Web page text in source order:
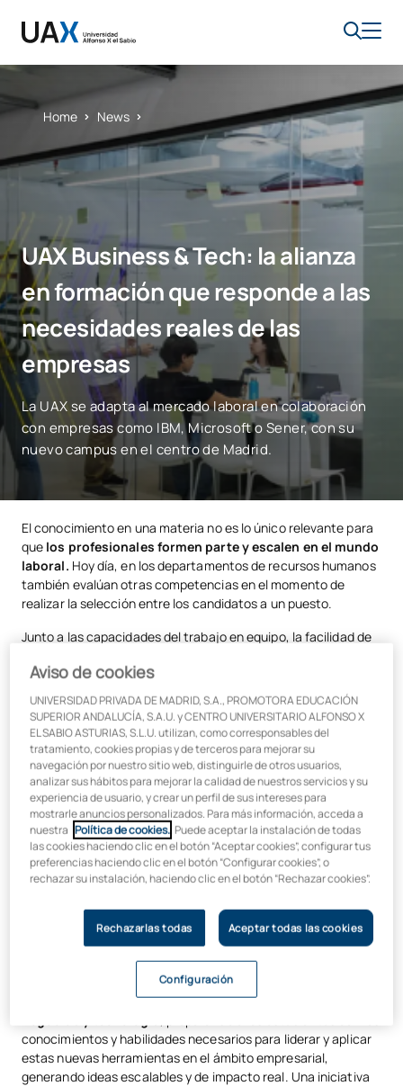
Home News
UAX Business & Tech: la alianza
en formación que responde a las
necesidades reales de las
empresas
La UAX se adapta al mercado laboral en colaboración
con empresas como IBM, Microsoft o Sener, con su
nuevo campus en el centro de Madrid.
El conocimiento en una materia no es lo único relevante para
que los profesionales formen parte y escalen en el mundo
laboral. Hoy día, en los departamentos de recursos humanos
también evalúan otras competencias en el momento de
realizar la selección entre los candidatos a un puesto.
Junto a las capacidades del trabajo en equipo, la facilidad de
tecnológico también se tiene en cuenta cuánto saben de
gestión empresarial. La razón es tan sencilla como obvia: lo
digital ya es algo transversal a todas las áreas de la
compañía.
La velocidad de adopción de las tecnologías está
revolucionando los modelos de negocioy la relación entre
empresas y clientes, así como la forma en que aprendemos”,
explica larectora de la Universidad Alfonso X el Sabio
(UAX), Isabel Fernández.
“Desde la universidad, tenemos la responsabilidad de
tecnología con propósitoe integrada en su profesión”,
añade. De ahí que esta institución educativa haya decidido
dar un paso adelante con la creación de laFacultad Business
El objetivo es ofrecer unacombinación de formación en
conocimientos y habilidades necesarios para liderar y aplicar
estas nuevas herramientas en el ámbito empresarial,
generando ideas escalables y de impacto real. Una iniciativa
Aviso de cookies
UNIVERSIDAD PRIVADA DE MADRID, S.A., PROMOTORA EDUCACIÓN
SUPERIOR ANDALUCÍA, S.A.U. y CENTRO UNIVERSITARIO ALFONSO X
EL SABIO ASTURIAS, S.L.U. utilizan, como corresponsables del
tratamiento, cookies propias y de terceros para mejorar su
navegación por nuestro sitio web, distinguirle de otros usuarios,
analizar sus hábitos para mejorar la calidad de nuestros servicios y su
experiencia de usuario, y crear un perfil de sus intereses para
mostrarle anuncios personalizados. Para más información, acceda a
nuestra Política de cookies. . Puede aceptar la instalación de todas
las cookies haciendo clic en el botón “Aceptar cookies”, configurar tus
preferencias haciendo clic en el botón “Configurar cookies”, o
rechazar su instalación, haciendo clic en el botón “Rechazar cookies”.
Rechazarlas todas Aceptar todas las cookies
Configuración